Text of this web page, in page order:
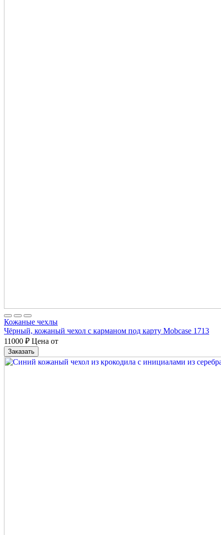
Кожаные чехлы
Чёрный, кожаный чехол с карманом под карту Mobcase 1713
11000 ₽ Цена от
Заказать